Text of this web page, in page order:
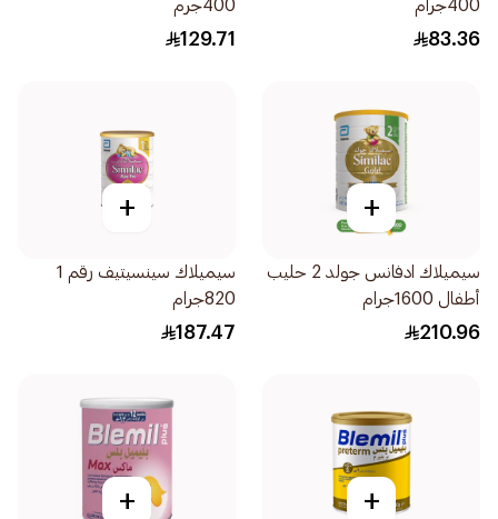
400جرام
83.36
400جرم
129.71
+
سيميلاك ادفانس جولد 2 حليب
أطفال 1600جرام
210.96
+
سيميلاك سينسيتيف رقم 1
820جرام
187.47
+
+